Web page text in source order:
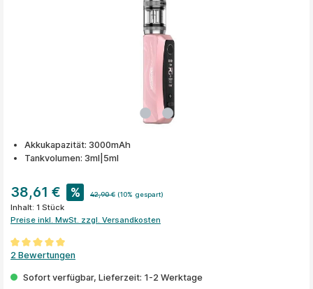
Akkukapazität: 3000mAh
Tankvolumen: 3ml|5ml
38,61 € % 42,90 € (10% gespart)
Inhalt: 1 Stück
Preise inkl. MwSt. zzgl. Versandkosten
Durchschnittliche Bewertung von 5 von 5 Sternen
2 Bewertungen
Sofort verfügbar, Lieferzeit: 1-2 Werktage